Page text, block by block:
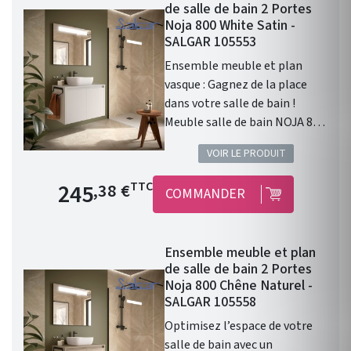
une salle de bain qui vous
ressemble.
de salle de bain 2 Portes
Noja 800 White Satin -
SALGAR 105553
Ensemble meuble et plan
vasque : Gagnez de la place
dans votre salle de bain !
Meuble salle de bain NOJA 800
2 portes WHITE SATIN Plan de
toilette. Dimensions : 800 x
556 x 460 mm . Finition
extérieure : White Satin .
Finition intérieure : Onyx .
colle PUR . Référence du
meuble : 104282 . Référence
du plan de toilette : 104434 .
Matériaux : PVC, ABS, Bois.
Garantie 5 ans. Liberté et
VOIR LE PRODUIT
Prix de base
245,38 €TTC COMMANDER
Ensemble meuble et plan
de salle de bain 2 Portes
Noja 800 Chêne Naturel -
SALGAR 105558
Optimisez l’espace de votre
salle de bain avec un